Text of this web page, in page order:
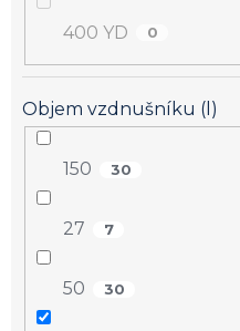
400 YD 0
Objem vzdnušníku (l)
150 30
27 7
50 30